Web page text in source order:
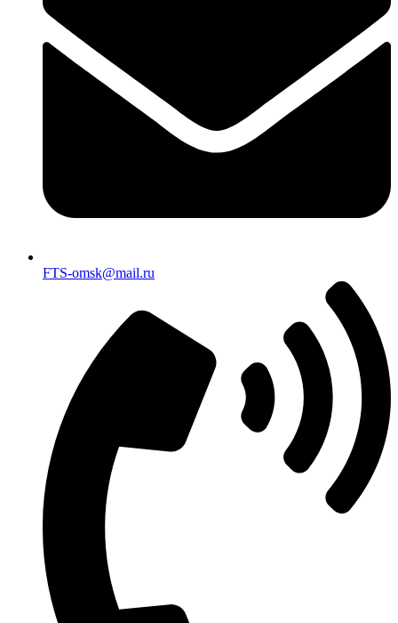
FTS-omsk@mail.ru